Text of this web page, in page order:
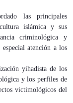
las principales
islámica y sus
criminológica y
atención a los
yihadista de los
y los perfiles de
victimológicos del